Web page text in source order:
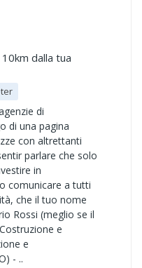
dalla tua
di
di una pagina
con altrettanti
parlare che solo
in
comunicare a tutti
che il tuo nome
Rossi (meglio se il
e
e
- ..